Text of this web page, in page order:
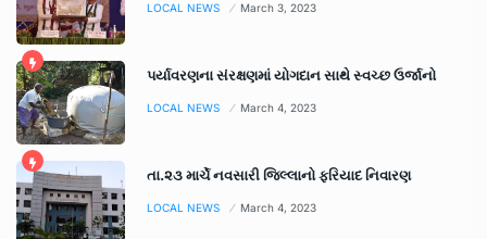
LOCAL NEWS March 3, 2023
પર્યાવરણના સંરક્ષણમાં યોગદાન સાથે સ્વચ્છ ઉર્જાનો
LOCAL NEWS March 4, 2023
તા.૨૩ માર્ચે નવસારી જિલ્લાનો ફરિયાદ નિવારણ
LOCAL NEWS March 4, 2023